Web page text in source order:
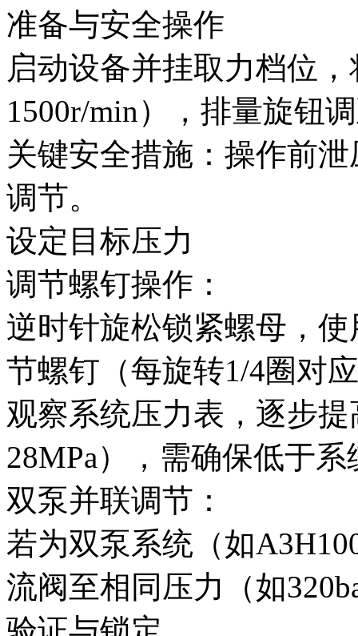
准备与安全操作‌
启动设备并挂取力档位
1500r/min），排量旋钮
关键安全措施‌：操作前
调节。
设定目标压力‌
调节螺钉操作‌：
逆时针旋松锁紧螺母，
节螺钉（每旋转1/4圈对
观察系统压力表，逐步
28MPa），需确保低于
双泵并联调节‌：
若为双泵系统（如
流阀至相同压力（如